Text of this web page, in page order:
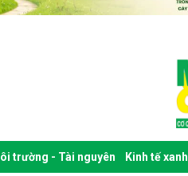
trường - Tài nguyên Kinh tế xanh